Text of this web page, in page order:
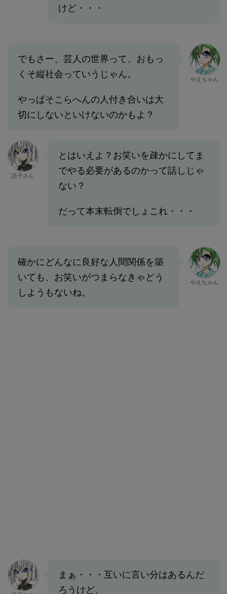
けど・・・
でもさー、芸人の世界って、おもっ
くそ縦社会っていうじゃん。
やっぱそこらへんの人付き合いは大
切にしないといけないのかもよ？
やえちゃん
読子さん
とはいえよ？お笑いを疎かにしてま
でやる必要があるのかって話しじゃ
ない？
だって本末転倒でしょこれ・・・
確かにどんなに良好な人間関係を築
いても、お笑いがつまらなきゃどう
しようもないね。
やえちゃん
まぁ・・・互いに言い分はあるんだ
ろうけど、